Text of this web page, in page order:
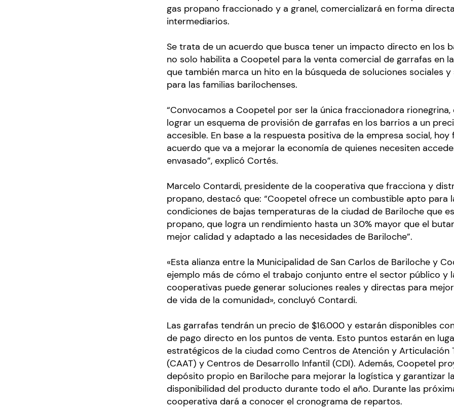
gas propano fraccionado y a granel, comercializará en forma
intermediarios.
Se trata de un acuerdo que busca tener un impacto directo en los
no solo habilita a Coopetel para la venta comercial de garrafas en
que también marca un hito en la búsqueda de soluciones sociales
para las familias barilochenses.
“Convocamos a Coopetel por ser la única fraccionadora rionegrina,
lograr un esquema de provisión de garrafas en los barrios a un
accesible. En base a la respuesta positiva de la empresa social,
acuerdo que va a mejorar la economía de quienes necesiten
envasado”, explicó Cortés.
Marcelo Contardi, presidente de la cooperativa que fracciona y
propano, destacó que: “Coopetel ofrece un combustible apto para
condiciones de bajas temperaturas de la ciudad de Bariloche que
propano, que logra un rendimiento hasta un 30% mayor que el
mejor calidad y adaptado a las necesidades de Bariloche”.
«Esta alianza entre la Municipalidad de San Carlos de Bariloche y
ejemplo más de cómo el trabajo conjunto entre el sector público y
cooperativas puede generar soluciones reales y directas para
de vida de la comunidad», concluyó Contardi.
Las garrafas tendrán un precio de $16.000 y estarán disponibles
de pago directo en los puntos de venta. Esto puntos estarán en
estratégicos de la ciudad como Centros de Atención y Articulación
(CAAT) y Centros de Desarrollo Infantil (CDI). Además, Coopetel
depósito propio en Bariloche para mejorar la logística y garantizar la
disponibilidad del producto durante todo el año. Durante las
cooperativa dará a conocer el cronograma de repartos.